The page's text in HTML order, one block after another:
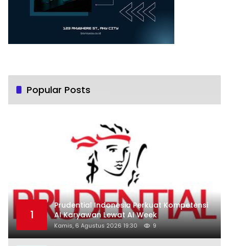
Popular Posts
1
Prudential Indonesia Perkuat Kompetensi
AI Karyawan Lewat AI Week
Kamis, 6 Agustus 2026 19:30 9